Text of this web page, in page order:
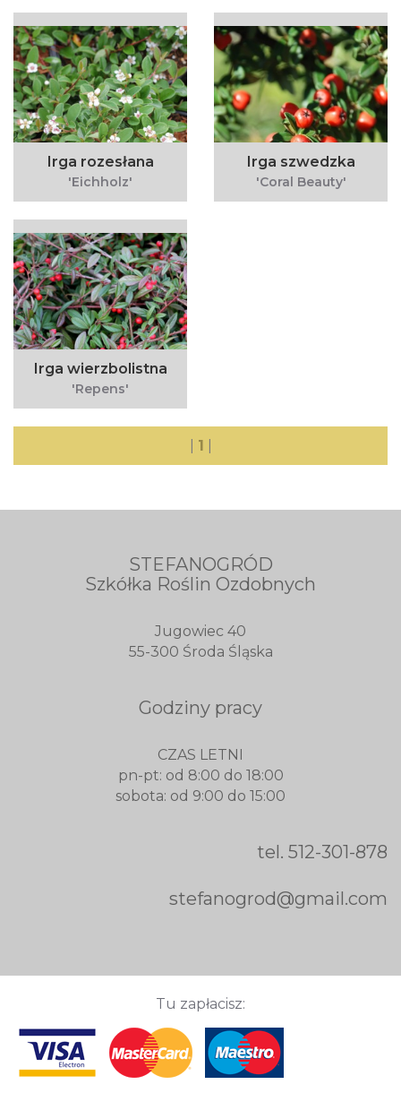
Irga rozesłana
'Eichholz'
Irga szwedzka
'Coral Beauty'
Irga wierzbolistna
'Repens'
1
STEFANOGRÓD
Szkółka Roślin Ozdobnych
Jugowiec 40
55-300 Środa Śląska
Godziny pracy
CZAS LETNI
pn-pt: od 8:00 do 18:00
sobota: od 9:00 do 15:00
tel. 512-301-878
stefanogrod@gmail.com
Tu zapłacisz: